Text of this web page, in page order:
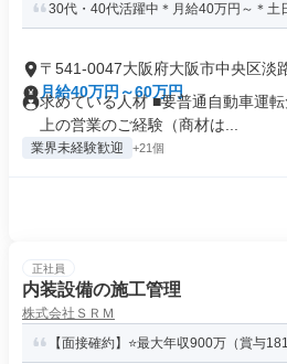
30代・40代活躍中＊月給40万円～＊土
〒541-0047大阪府大阪市中央区淡
月給40万円～60万円
求めている人材 ■要普通自動車運
上の営業のご経験（商材は...
業界未経験歓迎 +21個
正社員
内装設備の施工管理
株式会社ＳＲＭ
【面接確約】⭐最大年収900万（賞与